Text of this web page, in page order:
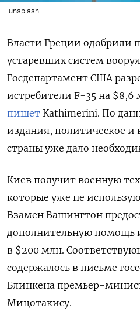
unsplash
Власти Греции одобрили
устаревших систем
Госдепартамент США
истребители F-35 на $8,6
пишет Kathimerini. По
издания, политическое и
страны уже дало
Киев получит военную
которые уже не
Взамен Вашингтон
дополнительную помощь
в $200 млн.
содержалось в письме
Блинкена премьер-
Мицотакису.